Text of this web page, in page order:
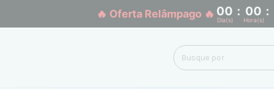
🔥 Oferta Relâmpago 🔥 00 : 00 :
Dia(s) Hora(s)